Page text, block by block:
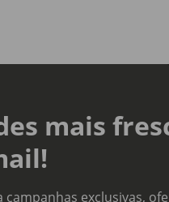
mais
campanhas exclusivas,